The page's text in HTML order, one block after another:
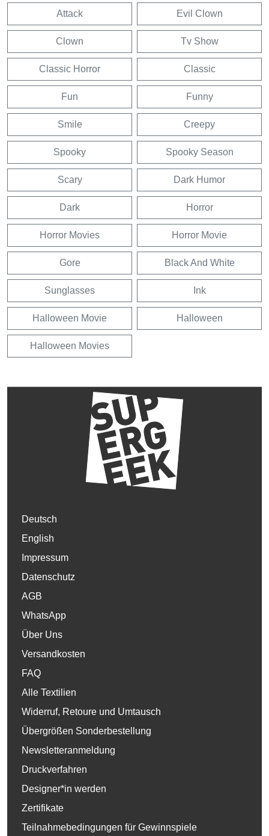
Attack Evil Clown
Clown Tv Show
Classic Horror Classic
Fun Funny
Smile Creepy
Spooky Spooky Season
Scary Dark Humor
Dark Horror
Horror Movies Horror Movie
Gore Black And White
Sunglasses Ink
Halloween Movie Halloween
Halloween Movies
Deutsch
English
Impressum
Datenschutz
AGB
WhatsApp
Über Uns
Versandkosten
FAQ
Alle Textilien
Widerruf, Retoure und Umtausch
Übergrößen Sonderbestellung
Newsletteranmeldung
Druckverfahren
Designer*in werden
Zertifikate
Teilnahmebedingungen für Gewinnspiele